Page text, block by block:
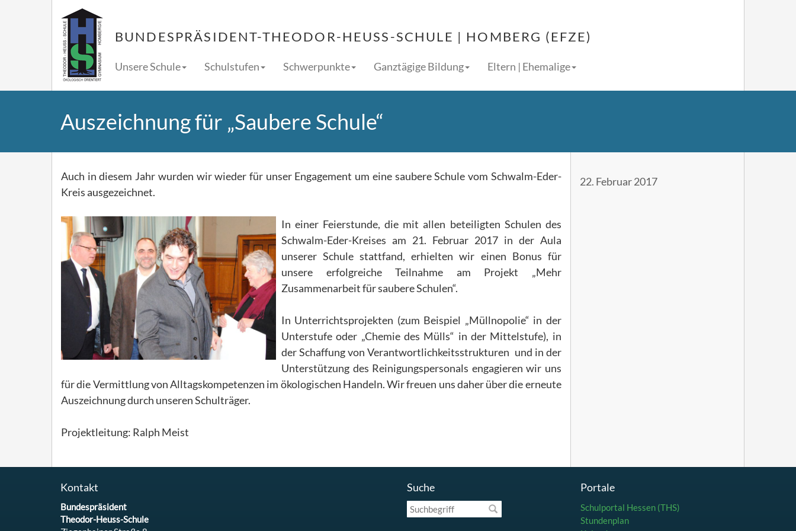
BUNDESPRÄSIDENT-THEODOR-HEUSS-SCHULE | HOMBERG (EFZE)
Unsere Schule Schulstufen Schwerpunkte Ganztägige Bildung Eltern | Ehemalige
Auszeichnung für „Saubere Schule“
Auch in diesem Jahr wurden wir wieder für unser Engagement um eine saubere Schule vom Schwalm-Eder-
Kreis ausgezeichnet.
In einer Feierstunde, die mit allen beteiligten Schulen des
Schwalm-Eder-Kreises am 21. Februar 2017 in der Aula
unserer Schule stattfand, erhielten wir einen Bonus für
unsere erfolgreiche Teilnahme am Projekt „Mehr
Zusammenarbeit für saubere Schulen“.
In Unterrichtsprojekten (zum Beispiel „Müllnopolie“ in der
Unterstufe oder „Chemie des Mülls“ in der Mittelstufe), in
der Schaffung von Verantwortlichkeitsstrukturen und in der
Unterstützung des Reinigungspersonals engagieren wir uns
für die Vermittlung von Alltagskompetenzen im ökologischen Handeln. Wir freuen uns daher über die erneute
Auszeichnung durch unseren Schulträger.
Projektleitung: Ralph Meist
22. Februar 2017
Suche
Suchbegriff
Portale
Schulportal Hessen (THS)
Stundenplan
Kontakt
Bundespräsident
Theodor-Heuss-Schule